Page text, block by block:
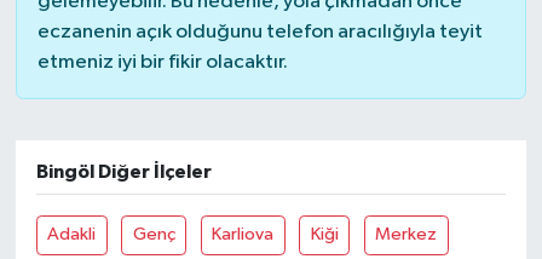
eczanenin açık olduğunu telefon aracılığıyla teyit
etmeniz iyi bir fikir olacaktır.
Bingöl Diğer İlçeler
Adakli Genç Karliova Kiği Merkez